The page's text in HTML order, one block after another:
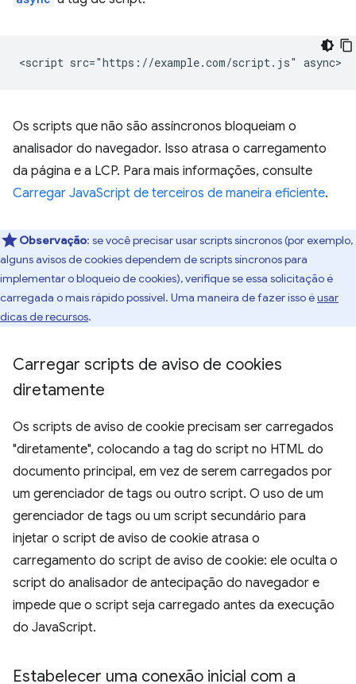
Os scripts que não são assíncronos bloqueiam o
analisador do navegador. Isso atrasa o carregamento
da página e a LCP. Para mais informações, consulte
Carregar JavaScript de terceiros de maneira eficiente.
Observação: se você precisar usar scripts síncronos (por exemplo,
alguns avisos de cookies dependem de scripts síncronos para
implementar o bloqueio de cookies), verifique se essa solicitação é
carregada o mais rápido possível. Uma maneira de fazer isso éusar
dicas de recursos.
Carregar scripts de aviso de cookies
diretamente
Os scripts de aviso de cookie precisam ser carregados
"diretamente", colocando a tag do script no HTML do
documento principal, em vez de serem carregados por
um gerenciador de tags ou outro script. O uso de um
gerenciador de tags ou um script secundário para
injetar o script de aviso de cookie atrasa o
carregamento do script de aviso de cookie: ele oculta o
script do analisador de antecipação do navegador e
impede que o script seja carregado antes da execução
do JavaScript.
Estabelecer uma conexão inicial com a